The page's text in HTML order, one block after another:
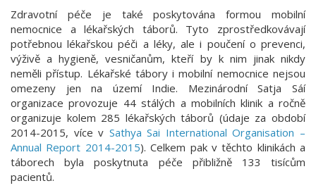
Zdravotní péče je také poskytována formou mobilní
nemocnice a lékařských táborů. Tyto zprostředkovávají
potřebnou lékařskou péči a léky, ale i poučení o prevenci,
výživě a hygieně, vesničanům, kteří by k nim jinak nikdy
neměli přístup. Lékařské tábory i mobilní nemocnice nejsou
omezeny jen na území Indie. Mezinárodní Satja Sáí
organizace provozuje 44 stálých a mobilních klinik a ročně
organizuje kolem 285 lékařských táborů (údaje za období
2014-2015, více v Sathya Sai International Organisation –
Annual Report 2014-2015). Celkem pak v těchto klinikách a
táborech byla poskytnuta péče přibližně 133 tisícům
pacientů.